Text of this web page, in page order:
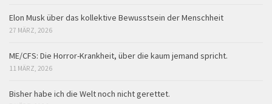
Elon Musk über das kollektive Bewusstsein der Menschheit
27 MÄRZ, 2026
ME/CFS: Die Horror-Krankheit, über die kaum jemand spricht.
11 MÄRZ, 2026
Bisher habe ich die Welt noch nicht gerettet.